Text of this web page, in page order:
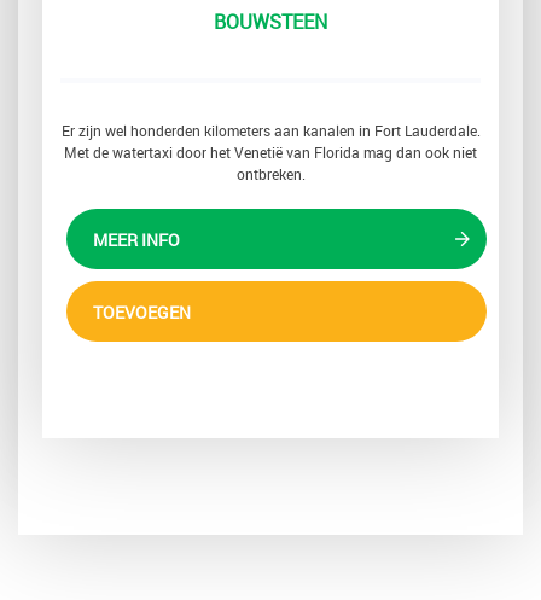
BOUWSTEEN
Er zijn wel honderden kilometers aan kanalen in Fort Lauderdale.
Met de watertaxi door het Venetië van Florida mag dan ook niet
ontbreken.
MEER INFO
TOEVOEGEN